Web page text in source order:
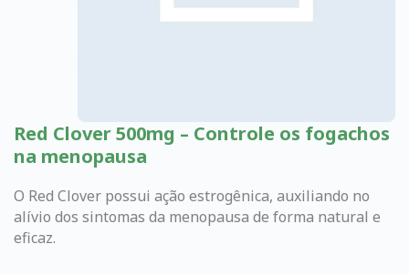
Red Clover 500mg – Controle os fogachos
na menopausa
O Red Clover possui ação estrogênica, auxiliando no
alívio dos sintomas da menopausa de forma natural e
eficaz.